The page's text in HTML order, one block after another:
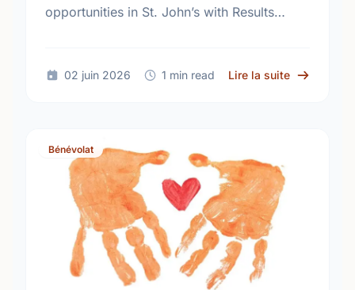
opportunities in St. John’s with Results
02 juin 2026 1 min read Lire la suite sur
Bénévolat